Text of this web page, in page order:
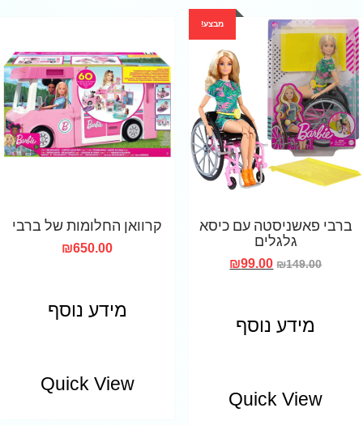
מבצע!
ברבי פאשניסטה עם כיסא
גלגלים
₪149.00
₪99.00
מידע נוסף
Quick View
קרוואן החלומות של ברבי
₪650.00
מידע נוסף
Quick View